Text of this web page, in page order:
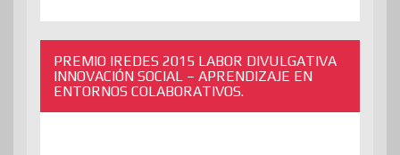
PREMIO IREDES 2015 LABOR DIVULGATIVA
INNOVACIÓN SOCIAL – APRENDIZAJE EN
ENTORNOS COLABORATIVOS.